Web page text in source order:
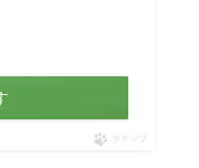
ポチップ